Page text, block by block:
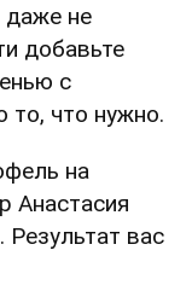
даже не
добавьте
с
что нужно.
на
Анастасия
. Результат вас